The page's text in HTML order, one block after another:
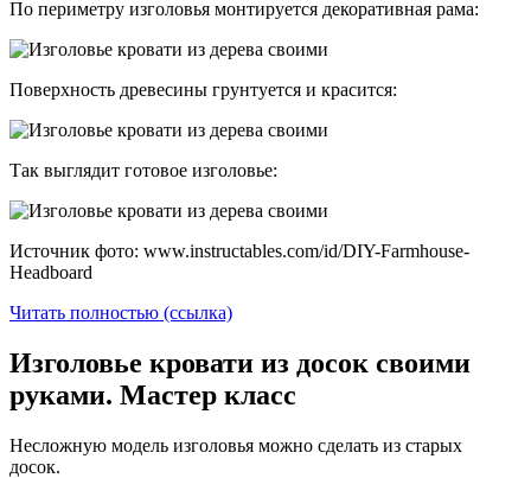
По периметру изголовья монтируется декоративная рама:
Поверхность древесины грунтуется и красится:
Так выглядит готовое изголовье:
Источник фото: www.instructables.com/id/DIY-Farmhouse-
Headboard
Читать полностью (ссылка)
Изголовье кровати из досок своими
руками. Мастер класс
Несложную модель изголовья можно сделать из старых
досок.